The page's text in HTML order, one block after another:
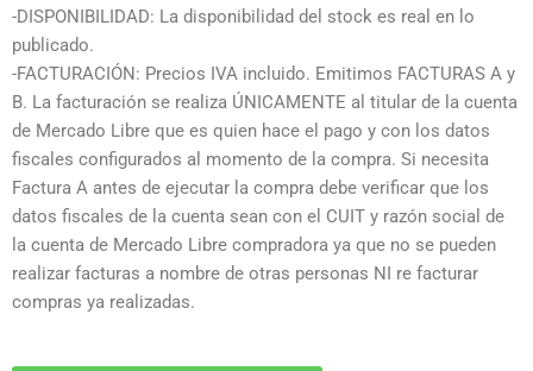
-DISPONIBILIDAD: La disponibilidad del stock es real en lo
publicado.
-FACTURACIÓN: Precios IVA incluido. Emitimos FACTURAS A y
B. La facturación se realiza ÚNICAMENTE al titular de la cuenta
de Mercado Libre que es quien hace el pago y con los datos
fiscales configurados al momento de la compra. Si necesita
Factura A antes de ejecutar la compra debe verificar que los
datos fiscales de la cuenta sean con el CUIT y razón social de
la cuenta de Mercado Libre compradora ya que no se pueden
realizar facturas a nombre de otras personas NI re facturar
compras ya realizadas.